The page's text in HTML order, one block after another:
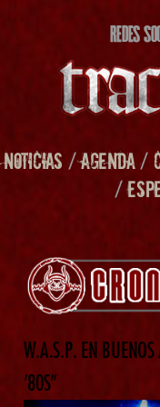
REDES
NOTICIAS /AGENDA/
/
W.A.S.P. EN
’80S”